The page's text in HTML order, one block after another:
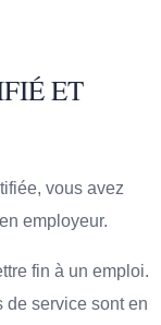
ET
vous avez
employeur.
fin à un emploi.
de service sont en